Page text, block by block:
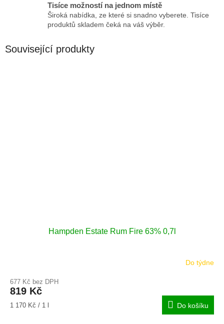
Tisíce možností na jednom místě
Široká nabídka, ze které si snadno vyberete. Tisíce
produktů skladem čeká na váš výběr.
Související produkty
Hampden Estate Rum Fire 63% 0,7l
Do týdne
677 Kč bez DPH
819 Kč
Měrná
1 170 Kč / 1 l Do košíku